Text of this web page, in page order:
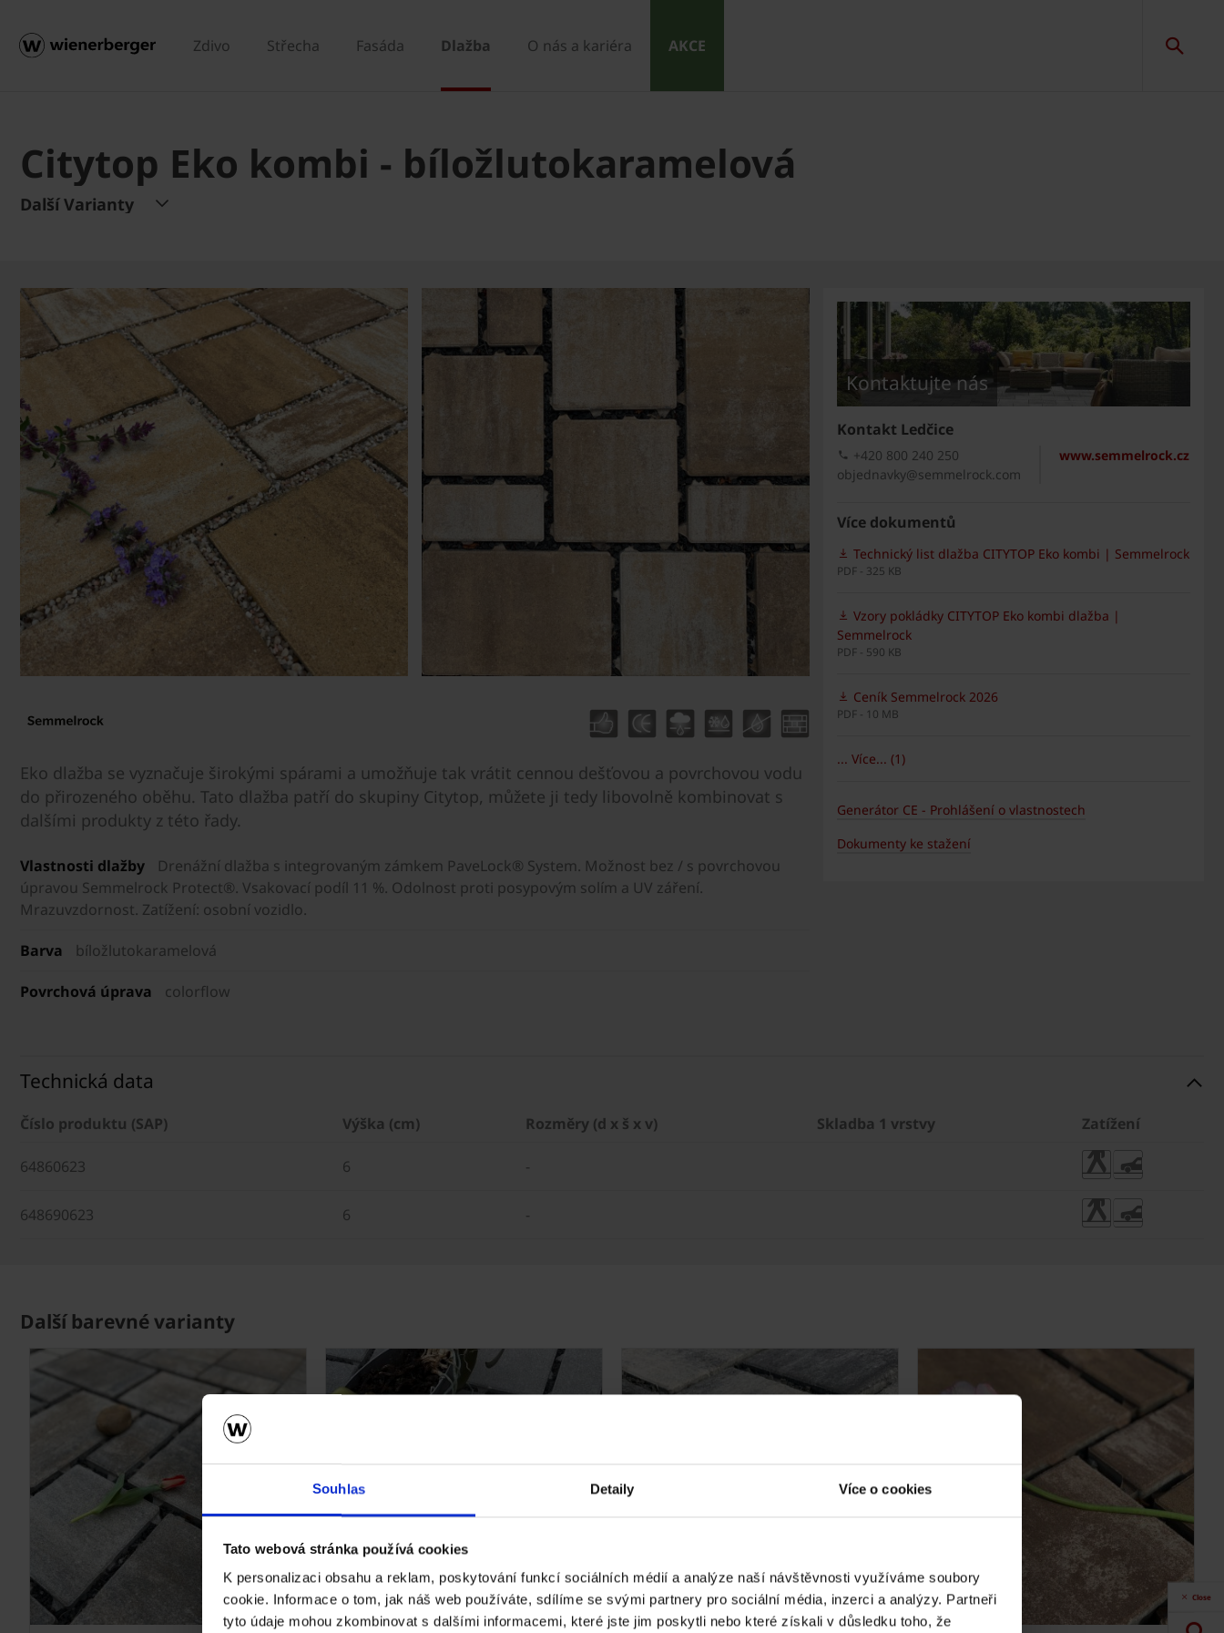
Souhlas Detaily Více o cookies
Tato webová stránka používá cookies
K personalizaci obsahu a reklam, poskytování funkcí sociálních médií a analýze naší návštěvnosti využíváme soubory
cookie. Informace o tom, jak náš web používáte, sdílíme se svými partnery pro sociální média, inzerci a analýzy. Partneři
tyto údaje mohou zkombinovat s dalšími informacemi, které jste jim poskytli nebo které získali v důsledku toho, že
Zdivo Střecha Fasáda Dlažba O nás a kariéra AKCE
Citytop Eko kombi - bíložlutokaramelová
Další Varianty
Eko dlažba se vyznačuje širokými spárami a umožňuje tak vrátit cennou dešťovou a povrchovou vodu
do přirozeného oběhu. Tato dlažba patří do skupiny Citytop, můžete ji tedy libovolně kombinovat s
dalšími produkty z této řady.
Vlastnosti dlažby
Drenážní dlažba s integrovaným zámkem PaveLock® System. Možnost bez / s povrchovou
úpravou Semmelrock Protect®. Vsakovací podíl 11 %. Odolnost proti posypovým solím a UV záření.
Mrazuvzdornost. Zatížení: osobní vozidlo.
Barva bíložlutokaramelová
Povrchová úprava colorflow
Kontaktujte nás
Kontakt Ledčice
www.semmelrock.cz
+420 800 240 250
objednavky@semmelrock.com
Více dokumentů
Technický list dlažba CITYTOP Eko kombi | Semmelrock
PDF - 325 KB
Vzory pokládky CITYTOP Eko kombi dlažba |
Semmelrock
PDF - 590 KB
Ceník Semmelrock 2026
PDF - 10 MB
... Více... (1)
Generátor CE - Prohlášení o vlastnostech
Dokumenty ke stažení
Technická data
Číslo produktu (SAP) Výška (cm) Rozměry (d x š x v) Skladba 1 vrstvy Zatížení
64860623 6 -
648690623 6 -
Další barevné varianty
Close